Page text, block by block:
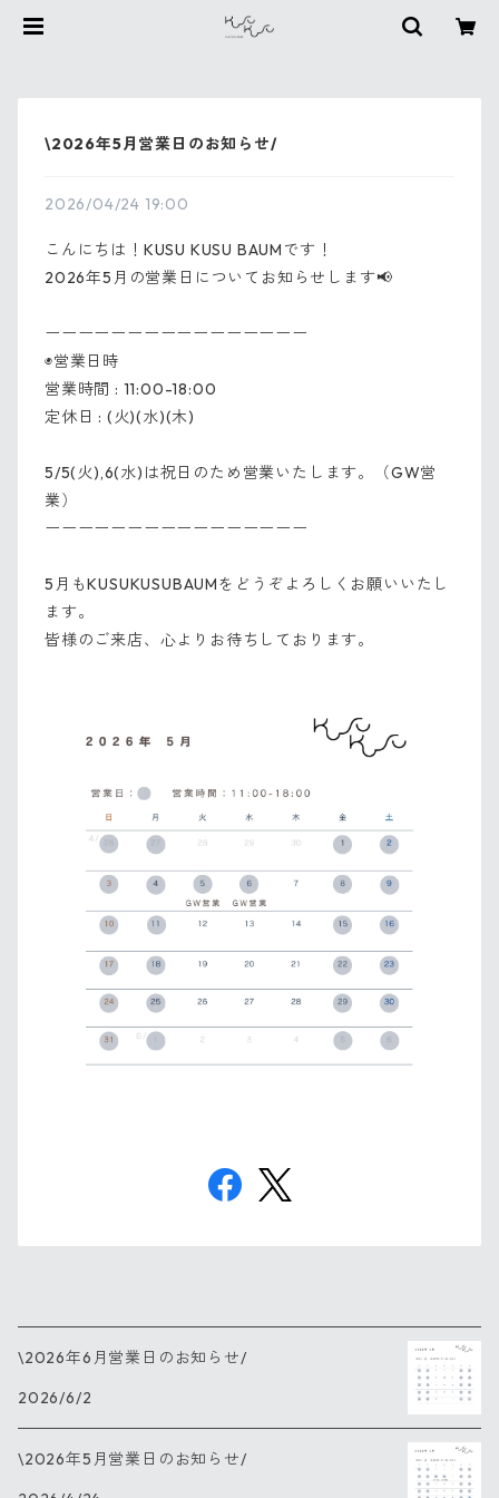
\2026年5月営業日のお知らせ/
2026/04/24 19:00
こんにちは！KUSU KUSU BAUMです！
2026年5月の営業日についてお知らせします📢
ーーーーーーーーーーーーーーーー
◉営業日時
営業時間 : 11:00-18:00
定休日 : (火)(水)(木)
5/5(火),6(水)は祝日のため営業いたします。（GW営
業）
ーーーーーーーーーーーーーーーー
5月もKUSUKUSUBAUMをどうぞよろしくお願いいたし
ます。
皆様のご来店、心よりお待ちしております。
\2026年6月営業日のお知らせ/
2026/6/2
\2026年5月営業日のお知らせ/